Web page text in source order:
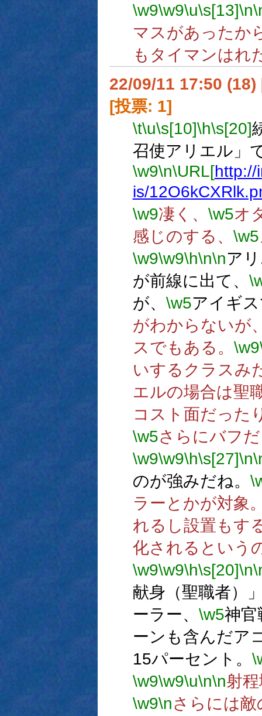
\w9\w9\u\s[13]\n
マスがあったか
もタイマンはれ
22/09/11 17:50 (18)
[投票: 1]
\t\u\s[10]\h\s[20]
召使アリエル」
\w9\n\URL[http://
is/
\w9凄く、 \w5オ
感じのする、 \w5
\w9\w9\h\n\nア
が前線に出て、
が、 \w5アイギ
がわからないが
スでもある。 \w9
いするクラスみ
エルの場合は聖
コスト面だった
\w5さらにバフ
\w9\w9\h\s[27]\n
のが強みだね。
ラーとかが対象
れるし設置もす
化されるという
\w9\w9\h\s[20]\n
献身（聖職者）
ーラー、 \w5神官
ーンも含んだア
15パーセント。
\w9\w9\u\n\n射
\w9\nさらには